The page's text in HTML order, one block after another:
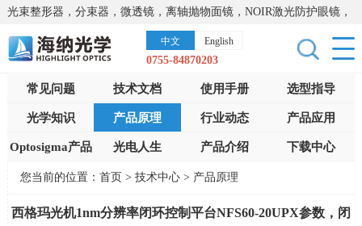
光束整形器，分束器，微透镜，离轴抛物面镜，NOIR激光防护眼镜，
太阳能模拟器，显微镜载物台，激光器，光谱仪，红外热像仪，激光
晶体
中文 English
0755-84870203
常见问题 技术文档 使用手册 选型指导
光学知识 产品原理 行业动态 产品应用
Optosigma产品 光电人生 产品介绍 下载中心
您当前的位置： 首页 > 技术中心 > 产品原理
西格玛光机1nm分辨率闭环控制平台NFS60-20UPX参数，闭